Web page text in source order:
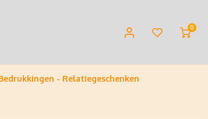
0
- Relatiegeschenken